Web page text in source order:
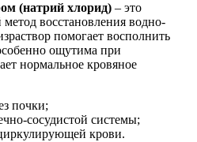
(натрий хлорид) – это
восстановления водно-
помогает восполнить
ощутима при
нормальное кровяное
почки;
сосудистой системы;
крови.